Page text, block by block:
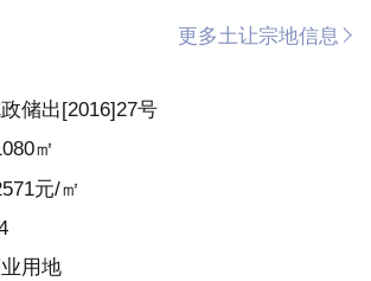
更多土让宗地信息
储出[2016]27号
㎡
元/㎡
用地